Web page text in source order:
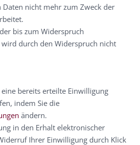
Daten nicht mehr zum Zweck der
bis zum Widerspruch
durch den Widerspruch nicht
eine bereits erteilte Einwilligung
indem Sie die
ändern.
in den Erhalt elektronischer
Ihrer Einwilligung durch Klick